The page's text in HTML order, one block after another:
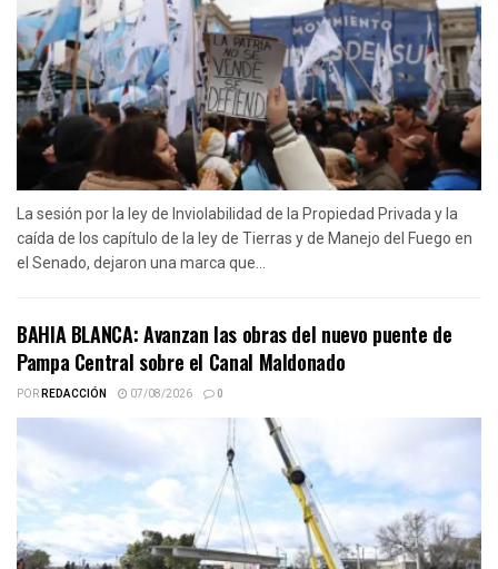
La sesión por la ley de Inviolabilidad de la Propiedad Privada y la
caída de los capítulo de la ley de Tierras y de Manejo del Fuego en
el Senado, dejaron una marca que...
BAHIA BLANCA: Avanzan las obras del nuevo puente de
Pampa Central sobre el Canal Maldonado
PORREDACCIÓN 07/08/2026 0